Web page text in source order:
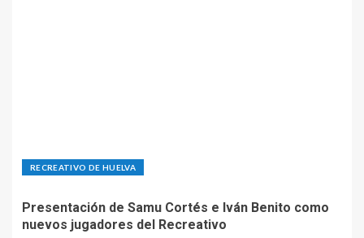
RECREATIVO DE HUELVA
Presentación de Samu Cortés e Iván Benito como
nuevos jugadores del Recreativo